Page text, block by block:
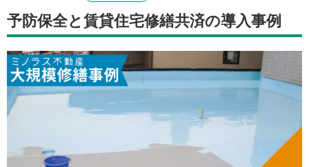
予防保全と賃貸住宅修繕共済の導入事例